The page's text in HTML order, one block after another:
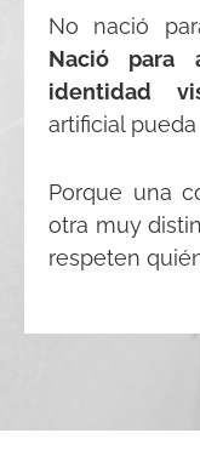
No nació
Nació para
identidad
artificial
Porque una
otra muy
respeten